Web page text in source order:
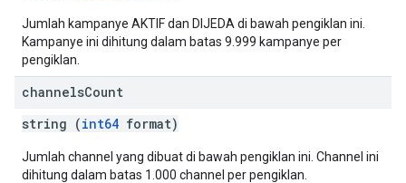
Jumlah kampanye AKTIF dan DIJEDA di bawah pengiklan ini.
Kampanye ini dihitung dalam batas 9.999 kampanye per
pengiklan.
channelsCount
string (int64 format)
Jumlah channel yang dibuat di bawah pengiklan ini. Channel ini
dihitung dalam batas 1.000 channel per pengiklan.